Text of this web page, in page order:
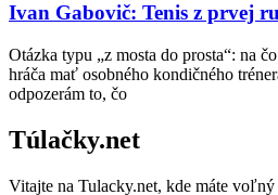
Ivan Gabovič: Tenis z prvej
Otázka typu „z mosta do prosta“: na
hráča mať osobného kondičného
odpozerám to, čo
Túlačky.net
Vitajte na Tulacky.net, kde máte